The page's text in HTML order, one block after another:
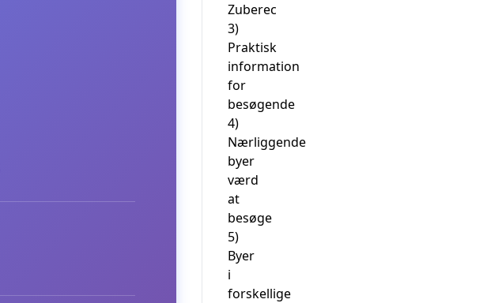
Zuberec
3)
Praktisk
information
for
besøgende
4)
Nærliggende
byer
værd
at
besøge
5)
Byer
i
forskellige